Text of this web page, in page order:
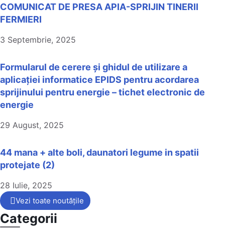
COMUNICAT DE PRESA APIA-SPRIJIN TINERII
FERMIERI
3 Septembrie, 2025
Formularul de cerere și ghidul de utilizare a
aplicației informatice EPIDS pentru acordarea
sprijinului pentru energie – tichet electronic de
energie
29 August, 2025
44 mana + alte boli, daunatori legume in spatii
protejate (2)
28 Iulie, 2025
Vezi toate noutățile
Categorii